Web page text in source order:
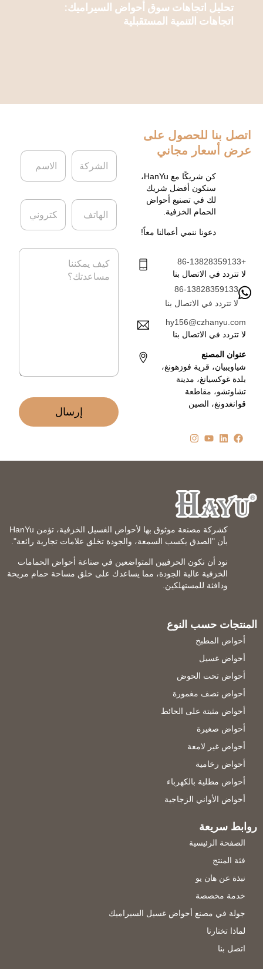
تحليل اتجاهات سوق أحواض السيراميك:
اتجاهات التنمية المستقبلية
اتصل بنا للحصول على
عرض أسعار مجاني
كن شريكًا مع HanYu،
سنكون أفضل شريك
لك في تصنيع أحواض
الحمام الخزفية.
دعونا ننمي أعمالنا معاً!
+86-13828359133
لا تتردد في الاتصال بنا
86-13828359133
لا تتردد في الاتصال بنا
hy156@czhanyu.com
لا تتردد في الاتصال بنا
عنوان المصنع
شياويبيان، قرية فوزهونغ،
بلدة غوكسيانغ، مدينة
تشاوتشو، مقاطعة
قوانغدونغ، الصين
ا
ا
م
ا
ش
ك
ا
ب
ي
ا
ه
ت
ف
ا
إرسال
كشركة مصنعة موثوق بها لأحواض الغسيل الخزفية، تؤمن HanYu
بأن "الصدق يكسب السمعة، والجودة تخلق علامات تجارية رائعة".
نود أن نكون الحرفيين المتواضعين في صناعة أحواض الحمامات
الخزفية عالية الجودة، مما يساعدك على خلق مساحة حمام مريحة
ودافئة للمستهلكين.
المنتجات حسب النوع
أحواض المطبخ
أحواض غسيل
أحواض تحت الحوض
أحواض نصف مغمورة
أحواض مثبتة على الحائط
أحواض صغيرة
أحواض غير لامعة
أحواض رخامية
أحواض مطلية بالكهرباء
أحواض الأواني الزجاجية
روابط سريعة
الصفحة الرئيسية
فئة المنتج
نبذة عن هان يو
خدمة مخصصة
جولة في مصنع أحواض غسيل السيراميك
لماذا تختارنا
اتصل بنا